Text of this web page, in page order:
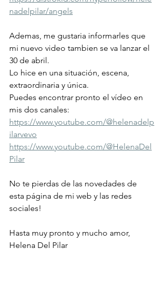
nadelpilar/angels
Ademas, me gustaria informarles que
mi nuevo video tambien se va lanzar el
30 de abril.
Lo hice en una situación, escena,
extraordinaria y única.
Puedes encontrar pronto el vídeo en
mis dos canales:
https://www.youtube.com/@helenadelp
ilarvevo
https://www.youtube.com/@HelenaDel
Pilar
No te pierdas de las novedades de
esta página de mi web y las redes
sociales!
Hasta muy pronto y mucho amor,
Helena Del Pilar